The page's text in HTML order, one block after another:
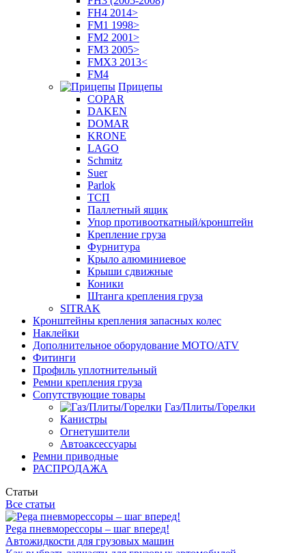
FH4 2014>
FM1 1998>
FM2 2001>
FM3 2005>
FMX3 2013<
FM4
Прицепы
COPAR
DAKEN
DOMAR
KRONE
LAGO
Schmitz
Suer
Parlok
ТСП
Паллетный ящик
Упор противооткатный/кронштейн
Крепление груза
Фурнитура
Крыло алюминиевое
Крыши сдвижные
Коники
Штанга крепления груза
SITRAK
Кронштейны крепления запасных колес
Наклейки
Дополнительное оборудование MOTO/ATV
Фитинги
Профиль уплотнительный
Ремни крепления груза
Сопутствующие товары
Газ/Плиты/Горелки
Канистры
Огнетушители
Автоаксессуары
Ремни приводные
РАСПРОДАЖА
Статьи
Все статьи
Pega пневморессоры – шаг вперед!
Автожидкости для грузовых машин